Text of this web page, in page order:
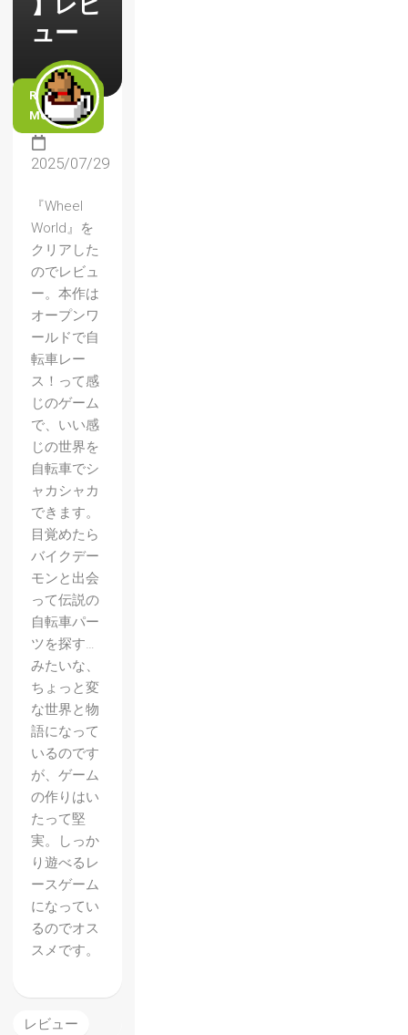
ュー
READ
MORE
2025/07/29
『Wheel
World』を
クリアした
のでレビュ
ー。本作は
オープンワ
ールドで自
転車レー
ス！って感
じのゲーム
で、いい感
じの世界を
自転車でシ
ャカシャカ
できます。
目覚めたら
バイクデー
モンと出会
って伝説の
自転車パー
ツを探す…
みたいな、
ちょっと変
な世界と物
語になって
いるのです
が、ゲーム
の作りはい
たって堅
実。しっか
り遊べるレ
ースゲーム
になってい
るのでオス
スメです。
レビュー